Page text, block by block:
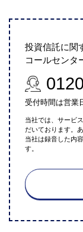
投資信託に関
コールセンタ
受付時間は営業
当社では、サービ
だいております。
当社は録音した内
す。